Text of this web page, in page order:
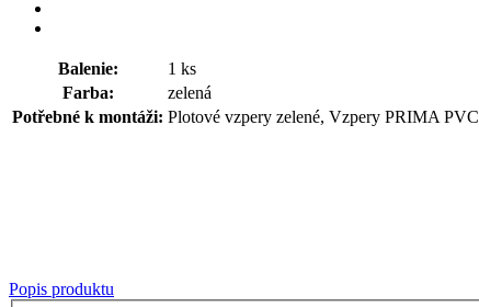
Balenie:
1 ks
Farba:
zelená
Potřebné k montáži: Plotové vzpery zelené, Vzpery PRIMA PVC
Popis produktu